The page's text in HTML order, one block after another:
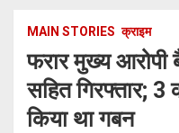
MAIN STORIES क्राइम
फरार मुख्य
सहित गिरफ्तार;
किया था गबन